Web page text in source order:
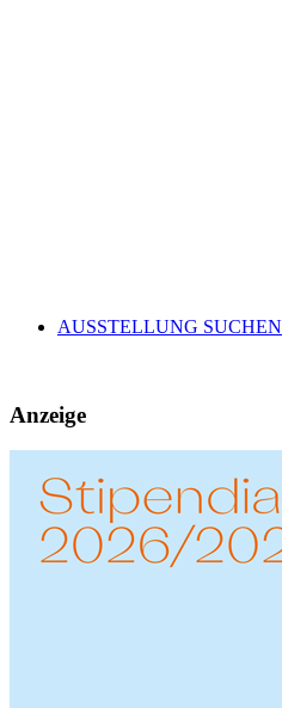
AUSSTELLUNG SUCHEN
AKTUELLE AUSGABE
Anzeige